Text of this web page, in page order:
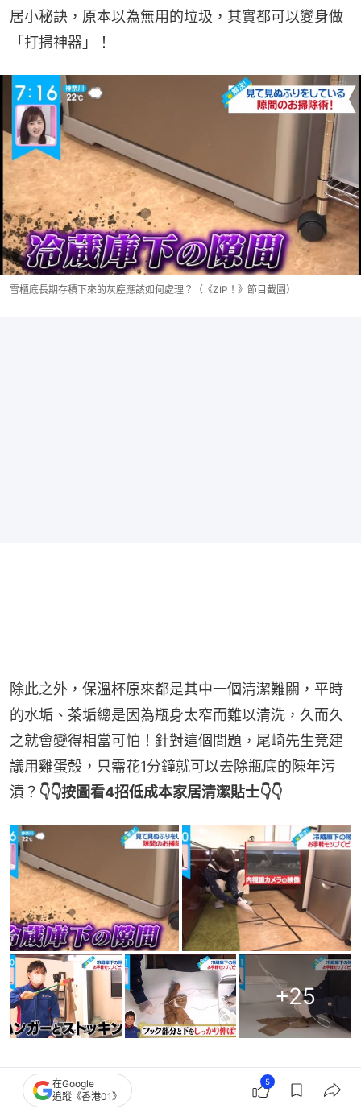
居小秘訣，原本以為無用的垃圾，其實都可以變身做
「打掃神器」！
雪櫃底長期存積下來的灰塵應該如何處理？（《ZIP！》節目截圖）
除此之外，保溫杯原來都是其中一個清潔難關，平時
的水垢、茶垢總是因為瓶身太窄而難以清洗，久而久
之就會變得相當可怕！針對這個問題，尾崎先生竟建
議用雞蛋殼，只需花1分鐘就可以去除瓶底的陳年污
漬？ 👇👇按圖看4招低成本家居清潔貼士👇👇
+25
在Google
追蹤《香港01》
5